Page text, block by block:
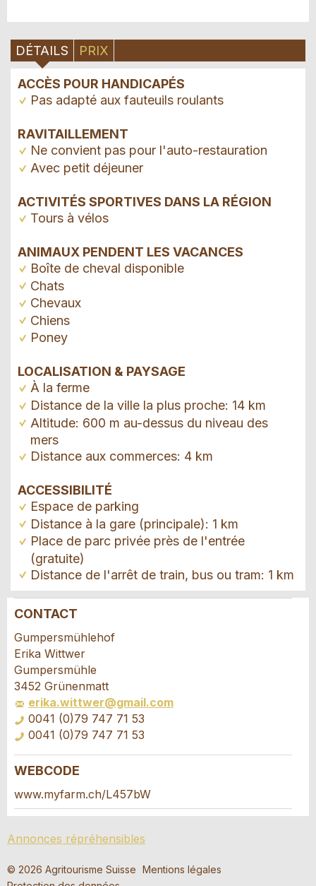
DÉTAILS PRIX
ACCÈS POUR HANDICAPÉS
Pas adapté aux fauteuils roulants
RAVITAILLEMENT
Ne convient pas pour l'auto-restauration
Avec petit déjeuner
ACTIVITÉS SPORTIVES DANS LA RÉGION
Tours à vélos
ANIMAUX PENDENT LES VACANCES
Boîte de cheval disponible
Chats
Chevaux
Chiens
Poney
LOCALISATION & PAYSAGE
À la ferme
Distance de la ville la plus proche: 14 km
Altitude: 600 m au-dessus du niveau des
mers
Distance aux commerces: 4 km
ACCESSIBILITÉ
Espace de parking
Distance à la gare (principale): 1 km
Place de parc privée près de l'entrée
(gratuite)
Distance de l'arrêt de train, bus ou tram: 1 km
Annonces répréhensibles
Vos commentaires sont grandement appréciés!
Commentaires généraux
Cette annonce n'est plus valable
Annonce incomplète
Recommander l'annonce
Recommandez cette annonce à des amis.
* Saisie nécessaire
CONTACT
Gumpersmühlehof
Erika Wittwer
Gumpersmühle
3452 Grünenmatt
erika.wittwer@gmail.com
0041 (0)79 747 71 53
0041 (0)79 747 71 53
Demande de réservation
contact pour cette annonce .
WEBCODE
www.myfarm.ch/L457bW
Annonces répréhensibles
© 2026 Agritourisme Suisse
Mentions légales